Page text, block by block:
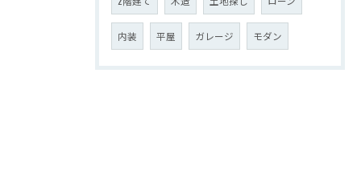
内装 平屋 ガレージ モダン